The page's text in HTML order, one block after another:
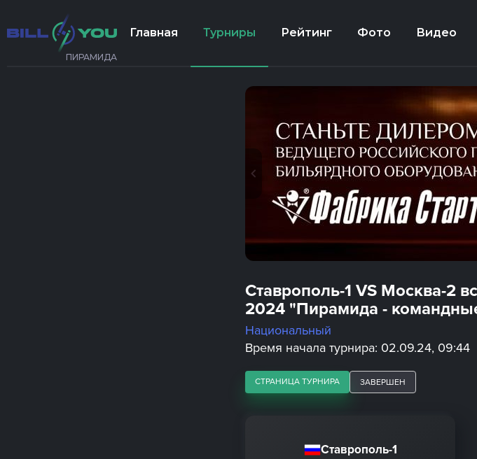
ПИРАМИДА
Главная Турниры Рейтинг Фото Видео
Ставрополь-1 VS Москва-2
2024 "Пирамида -
Национальный
Время начала турнира: 02.09.24, 09:44
СТРАНИЦА ТУРНИРА ЗАВЕРШЕН
Ставрополь-1